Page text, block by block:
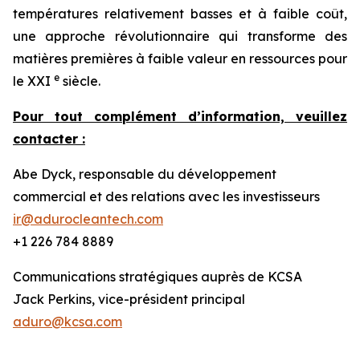
températures relativement basses et à faible coût,
une approche révolutionnaire qui transforme des
matières premières à faible valeur en ressources pour
le XXI e siècle.
Pour tout complément d’information, veuillez
contacter :
Abe Dyck, responsable du développement
commercial et des relations avec les investisseurs
ir@adurocleantech.com
+1 226 784 8889
Communications stratégiques auprès de KCSA
Jack Perkins, vice-président principal
aduro@kcsa.com